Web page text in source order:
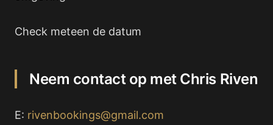
Check meteen de datum
Neem contact op met Chris Riven
E: rivenbookings@gmail.com